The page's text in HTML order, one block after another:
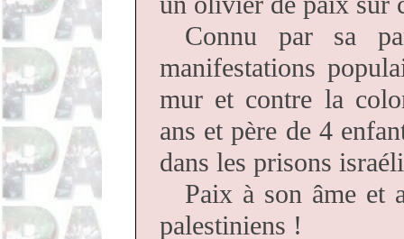
Connu par sa
manifestations
mur et contre la
ans et père de 4
dans les prisons
Paix à son âme et
palestiniens !